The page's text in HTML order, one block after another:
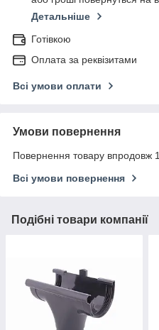
Детальніше
Готівкою
Оплата за реквізитами
Всі умови оплати
Умови повернення
Повернення товару впродовж
Всі умови повернення
Подібні товари компанії